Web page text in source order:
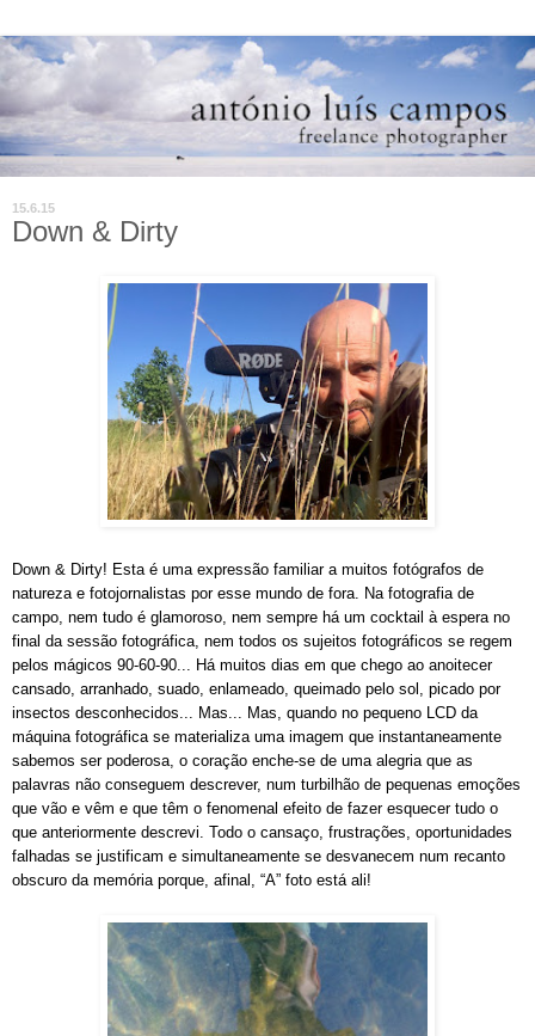
15.6.15
Down & Dirty
Down & Dirty! Esta é uma expressão familiar a muitos fotógrafos de
natureza e fotojornalistas por esse mundo de fora. Na fotografia de
campo, nem tudo é glamoroso, nem sempre há um cocktail à espera no
final da sessão fotográfica, nem todos os sujeitos fotográficos se regem
pelos mágicos 90-60-90... Há muitos dias em que chego ao anoitecer
cansado, arranhado, suado, enlameado, queimado pelo sol, picado por
insectos desconhecidos... Mas... Mas, quando no pequeno LCD da
máquina fotográfica se materializa uma imagem que instantaneamente
sabemos ser poderosa, o coração enche-se de uma alegria que as
palavras não conseguem descrever, num turbilhão de pequenas emoções
que vão e vêm e que têm o fenomenal efeito de fazer esquecer tudo o
que anteriormente descrevi. Todo o cansaço, frustrações, oportunidades
falhadas se justificam e simultaneamente se desvanecem num recanto
obscuro da memória porque, afinal, “A” foto está ali!